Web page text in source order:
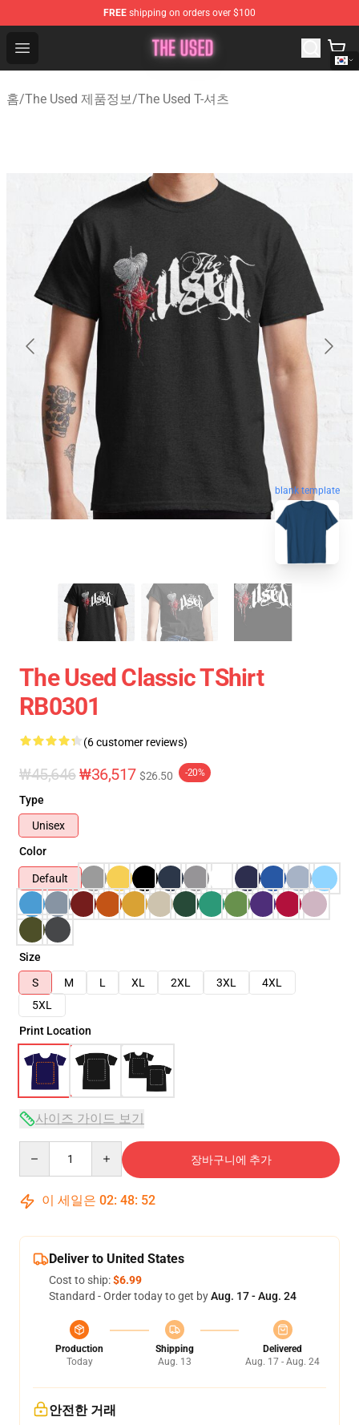
FREE shipping on orders over $100
Open menu
The Used Store - Official The Used Merchandise Shop
홈/The Used 제품정보/The Used T-셔츠
blank template
The Used Classic TShirt
RB0301
(6 customer reviews)
₩45,646₩36,517 $26.50 -20%
Type
Unisex
Color
Default
Size
S
M L XL 2XL 3XL
4XL
5XL
Print Location
사이즈 가이드 보기
장바구니에 추가
이 세일은 02: 48: 52
Deliver to United States
Cost to ship:$6.99
Standard - Order today to get byAug. 17 - Aug. 24
Production
Today
Shipping
Aug. 13
Delivered
Aug. 17 - Aug. 24
안전한 거래